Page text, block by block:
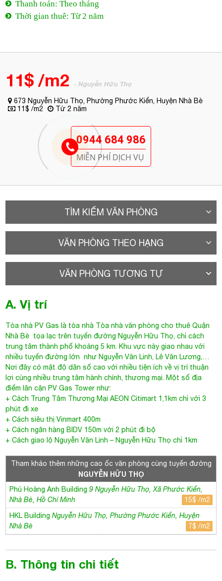
Thời gian thuê: Từ 2 năm
11$ /m2
11$ /m2
Từ 2 năm
0944 684 986
MIỄN PHÍ DỊCH VỤ
TÌM KIẾM VĂN PHÒNG
VĂN PHÒNG THEO HẠNG
VĂN PHÒNG TƯƠNG TỰ
Nhà Bètọa lạc trên tuyến đường Nguyễn Hữu Thọ, chỉ cách
trung tâm thành phố khoảng 5 km. Khu vực này giao nhau với
nhiều tuyến đường lớn như Nguyễn Văn Linh, Lê Văn Lương,…
Nơi đây có mật độ dân số cao với nhiều tiện ích về vị trí thuận
lợi cùng nhiều trung tâm hành chính, thương mại. Một số địa
điểm lân cận PV Gas Tower như:
+ Cách Trung Tâm Thương Mại AEON Citimart 1,1km chỉ với 3
phút đi xe
+ Cách siêu thị Vinmart 400m
+ Cách ngân hàng BIDV 150m với 2 phút đi bộ
+ Cách giao lộ Nguyễn Văn Linh – Nguyễn Hữu Thọ chỉ 1km
Tham khảo thêm những cao ốc văn phòng cùng tuyến đường
NGUYỄN HỮU THỌ
Phú Hoàng Anh Building9 Nguyễn Hữu Thọ, Xã Phước Kiển,
Nhà Bè, Hồ Chí Minh
15$ /m2
HKL BuildingNguyễn Hữu Thọ, Phường Phước Kiển, Huyện
Nhà Bè
7$ /m2
B. Thông tin chi tiết